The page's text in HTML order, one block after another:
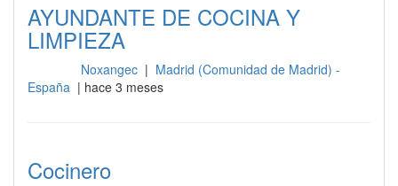
AYUNDANTE DE COCINA Y
LIMPIEZA
Noxangec | Madrid (Comunidad de Madrid) -
España | hace 3 meses
Cocinero